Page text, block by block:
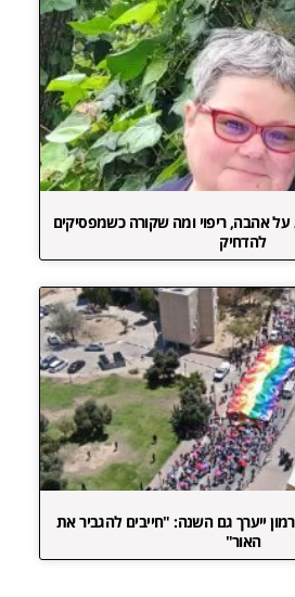
אהבה, ריפוי ומה שקורה כשמפסיקים
להדחיק
ייערך גם השנה: "חייבים להגביר את
האור"